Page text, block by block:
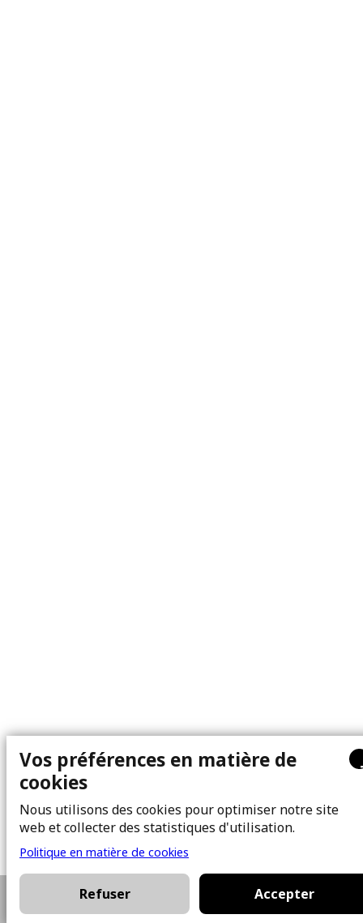
514-654-4907 Planifier une
Vos préférences en matière de
cookies
Nous utilisons des cookies pour optimiser notre site
web et collecter des statistiques d'utilisation.
Politique en matière de cookies
Refuser Accepter